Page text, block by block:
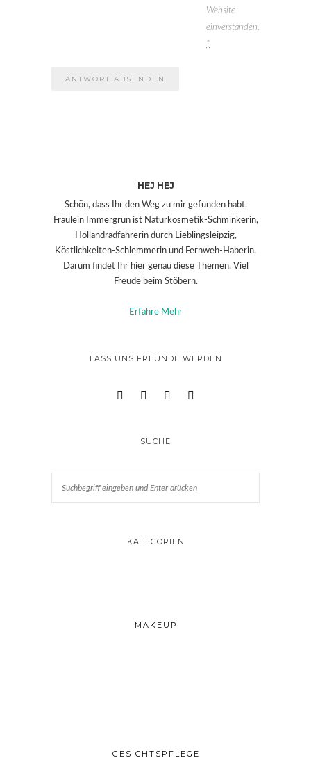
Website
einverstanden.
*
HEJ HEJ
Schön, dass Ihr den Weg zu mir gefunden habt.
Fräulein Immergrün ist Naturkosmetik-Schminkerin,
Hollandradfahrerin durch Lieblingsleipzig,
Köstlichkeiten-Schlemmerin und Fernweh-Haberin.
Darum findet Ihr hier genau diese Themen. Viel
Freude beim Stöbern.
Erfahre Mehr
LASS UNS FREUNDE WERDEN
SUCHE
KATEGORIEN
MAKEUP
GESICHTSPFLEGE